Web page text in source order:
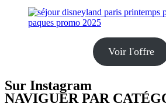
Voir l'offre
Sur Instagram
NAVIGUER PAR